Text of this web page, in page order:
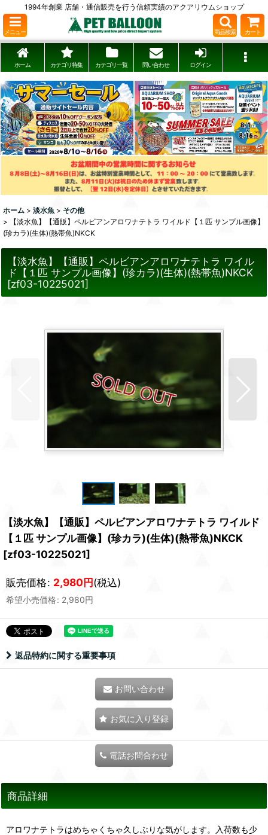
1994年創業 店舗・通信販売を行う信頼実績のアクアリウムショップ
メニュー 商品検索 カート
ホーム カテゴリ特集 カテゴリ一覧 問い合わせ ログイン
ホーム > 淡水魚 > その他
>
【淡水魚】【通販】ペルビアンアロワナテトラ ワイルド【１匹 サンプル画像】
(珍カラ)(生体)(熱帯魚)NKCK
【淡水魚】【通販】ペルビアンアロワナテトラ ワイル
ド【１匹 サンプル画像】(珍カラ)(生体)(熱帯魚)NKCK
[zf03-10225021]
【淡水魚】【通販】ペルビアンアロワナテトラ ワイルド
【１匹 サンプル画像】(珍カラ)(生体)(熱帯魚)NKCK
[zf03-10225021]
販売価格: 2,980円(税込)
希望小売価格: 2,980円
返品特約に関する重要事項
お問い合わせ
お気に入り登録
電話お問合わせ
商品詳細
アロワナテトラはめちゃくちゃ久しぶりな気がします。入荷数も少